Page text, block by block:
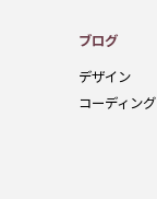
ブログ
デザイン
コーディング